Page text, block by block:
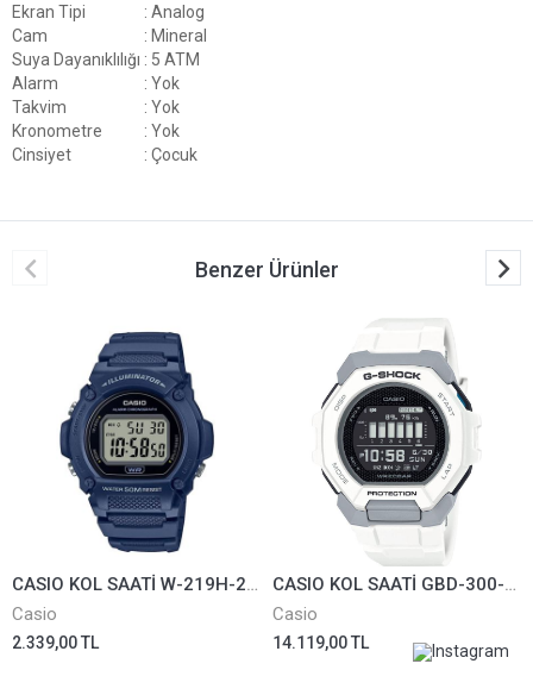
Ekran Tipi
: Analog
Cam
: Mineral
Suya Dayanıklılığı : 5 ATM
Alarm
: Yok
Takvim
: Yok
Kronometre
: Yok
Cinsiyet
: Çocuk
Benzer Ürünler
CASIO KOL SAATİ W-219H-2AVDF
Casio
2.339,00 TL
CASIO KOL SAATİ GBD-300-7DR
Casio
14.119,00 TL